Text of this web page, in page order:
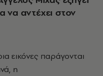
να αντέχει στον
η